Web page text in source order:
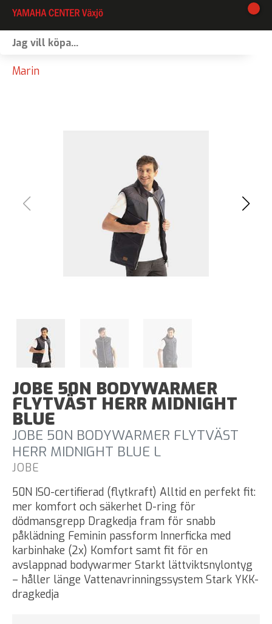
Våra varumärken
Marin
JOBE 50N BODYWARMER
FLYTVÄST HERR MIDNIGHT
BLUE
JOBE 50N BODYWARMER FLYTVÄST
HERR MIDNIGHT BLUE L
JOBE
50N ISO-certifierad (flytkraft) Alltid en perfekt fit:
mer komfort och säkerhet D-ring för
dödmansgrepp Dragkedja fram för snabb
påklädning Feminin passform Innerficka med
karbinhake (2x) Komfort samt fit för en
avslappnad bodywarmer Starkt lättviktsnylontyg
– håller länge Vattenavrinningssystem Stark YKK-
dragkedja